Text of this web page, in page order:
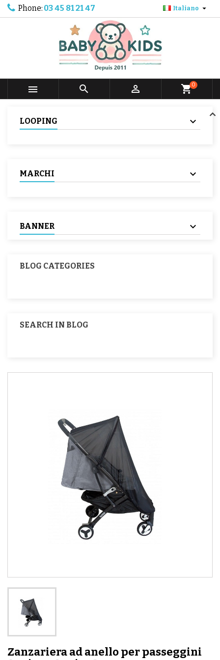
Phone: 03 45 81 21 47 Italiano 
   shopping_cart0
LOOPING
MARCHI
BANNER
BLOG CATEGORIES
SEARCH IN BLOG
Zanzariera ad anello per passeggini